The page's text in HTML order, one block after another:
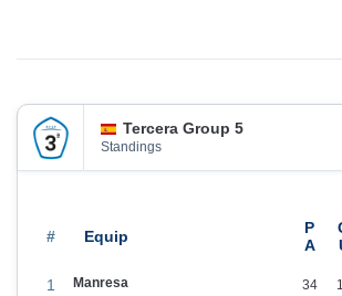
n
Tercera Group 5
Standings
#
1 Manresa 34